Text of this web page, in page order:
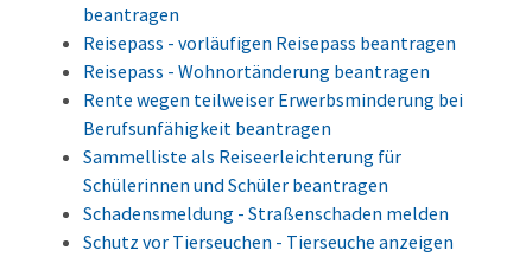
beantragen
Reisepass - vorläufigen Reisepass beantragen
Reisepass - Wohnortänderung beantragen
Rente wegen teilweiser Erwerbsminderung bei
Berufsunfähigkeit beantragen
Sammelliste als Reiseerleichterung für
Schülerinnen und Schüler beantragen
Schadensmeldung - Straßenschaden melden
Schutz vor Tierseuchen - Tierseuche anzeigen